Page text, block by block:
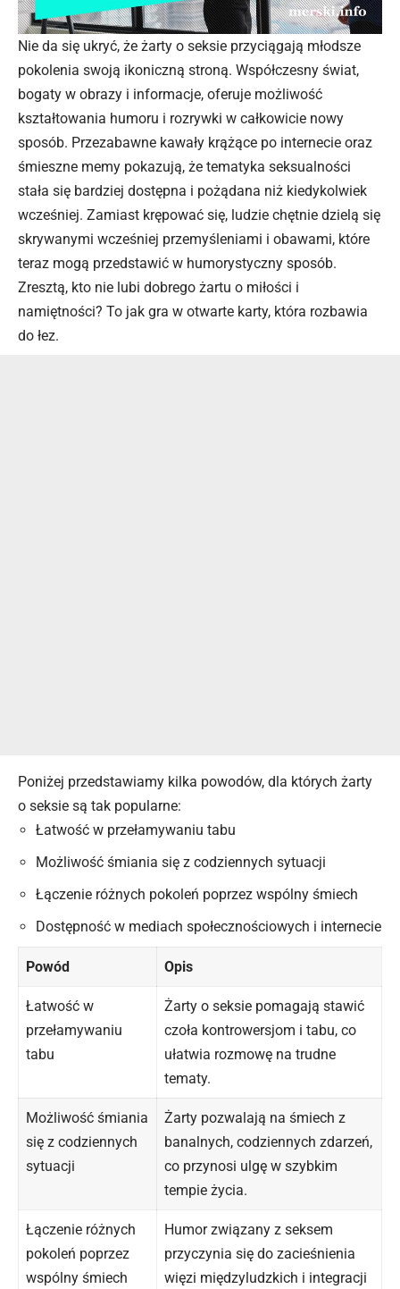
Nie da się ukryć, że żarty o seksie przyciągają młodsze
pokolenia swoją ikoniczną stroną. Współczesny świat,
bogaty w obrazy i informacje, oferuje możliwość
kształtowania humoru i rozrywki w całkowicie nowy
sposób. Przezabawne kawały krążące po internecie oraz
śmieszne memy pokazują, że tematyka seksualności
stała się bardziej dostępna i pożądana niż kiedykolwiek
wcześniej. Zamiast krępować się, ludzie chętnie dzielą się
skrywanymi wcześniej przemyśleniami i obawami, które
teraz mogą przedstawić w humorystyczny sposób.
Zresztą, kto nie lubi dobrego żartu o miłości i
namiętności? To jak gra w otwarte karty, która rozbawia
do łez.
Poniżej przedstawiamy kilka powodów, dla których żarty
o seksie są tak popularne:
Łatwość w przełamywaniu tabu
Możliwość śmiania się z codziennych sytuacji
Łączenie różnych pokoleń poprzez wspólny śmiech
Dostępność w mediach społecznościowych i internecie
Powód Opis
Łatwość w
przełamywaniu
tabu
Żarty o seksie pomagają stawić
czoła kontrowersjom i tabu, co
ułatwia rozmowę na trudne
tematy.
Możliwość śmiania
się z codziennych
sytuacji
Żarty pozwalają na śmiech z
banalnych, codziennych zdarzeń,
co przynosi ulgę w szybkim
tempie życia.
Łączenie różnych
pokoleń poprzez
wspólny śmiech
Humor związany z seksem
przyczynia się do zacieśnienia
więzi międzyludzkich i integracji